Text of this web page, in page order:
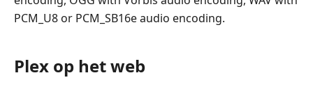
PCM_U8 or PCM_SB16e audio encoding.
Plex op het web